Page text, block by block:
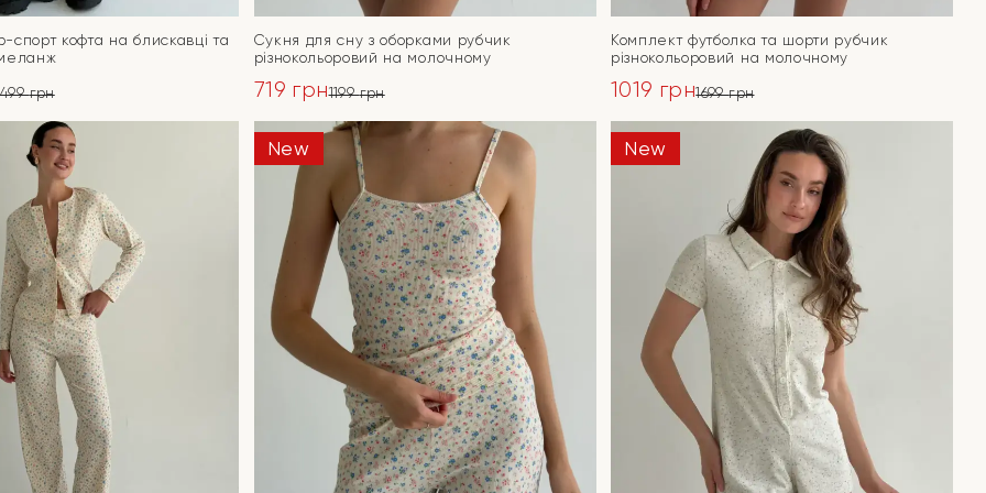
спорт кофта на блискавці та
грн
ПЕРЕЙТИ
Сукня для сну з оборками рубчик
різнокольоровий на молочному
1199грн
ціна:
1199 грн.
719 грн
ціна:
719 грн.
ПЕРЕЙТИ
Комплект футболка та шорти рубчик
різнокольоровий на молочному
1699грн
ціна:
1699 грн.
1019 грн
ціна:
1019 грн.
ПЕРЕЙТИ
New New